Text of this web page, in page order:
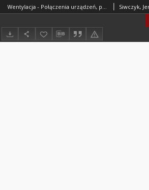
Wentylacja - Połączenia urządzeń, przewodów i kształtek wentylacyjnych blaszanych BN-89/8865-06